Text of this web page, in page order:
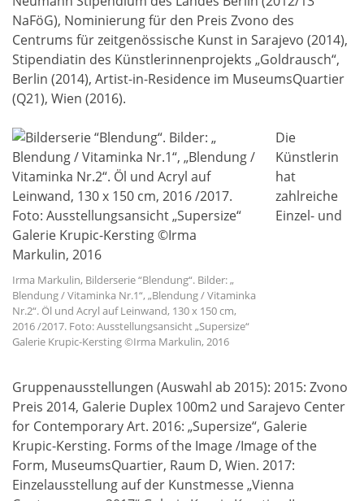
NaFöG), Nominierung für den Preis Zvono des
Centrums für zeitgenössische Kunst in Sarajevo (2014),
Stipendiatin des Künstlerinnenprojekts „Goldrausch“,
Berlin (2014), Artist-in-Residence im MuseumsQuartier
(Q21), Wien (2016).
Irma Markulin, Bilderserie “Blendung“. Bilder: „
Blendung / Vitaminka Nr.1“, „Blendung / Vitaminka
Nr.2“. Öl und Acryl auf Leinwand, 130 x 150 cm,
2016 /2017. Foto: Ausstellungsansicht „Supersize“
Galerie Krupic-Kersting ©Irma Markulin, 2016
Die
Künstlerin
hat
zahlreiche
Einzel- und
Gruppenausstellungen (Auswahl ab 2015): 2015: Zvono
Preis 2014, Galerie Duplex 100m2 und Sarajevo Center
for Contemporary Art. 2016: „Supersize“, Galerie
Krupic-Kersting. Forms of the Image /Image of the
Form, MuseumsQuartier, Raum D, Wien. 2017:
Einzelausstellung auf der Kunstmesse „Vienna